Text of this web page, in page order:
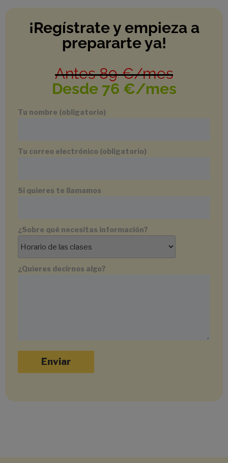
¡Regístrate y empieza a
prepararte ya!
Antes 89 €/mes
Desde 76 €/mes
Tu nombre (obligatorio)
Tu correo electrónico (obligatorio)
Si quieres te llamamos
¿Sobre qué necesitas información?
¿Quieres decirnos algo?